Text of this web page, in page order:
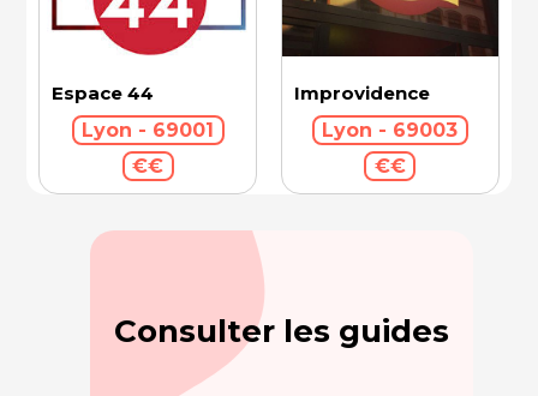
Espace 44
Lyon - 69001
€€
Improvidence
Lyon - 69003
€€
Consulter les guides